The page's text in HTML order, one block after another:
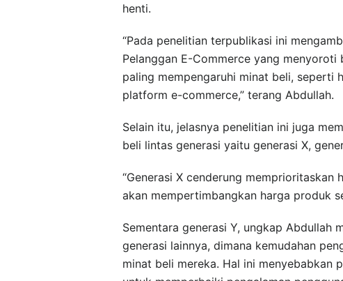
henti.
“Pada penelitian terpublikasi ini
Pelanggan E-Commerce yang
paling mempengaruhi minat beli, seperti
platform e-commerce,” terang Abdullah.
Selain itu, jelasnya penelitian ini juga
beli lintas generasi yaitu generasi X,
“Generasi X cenderung memprioritaskan
akan mempertimbangkan harga produk
Sementara generasi Y, ungkap Abdullah
generasi lainnya, dimana kemudahan
minat beli mereka. Hal ini menyebabkan